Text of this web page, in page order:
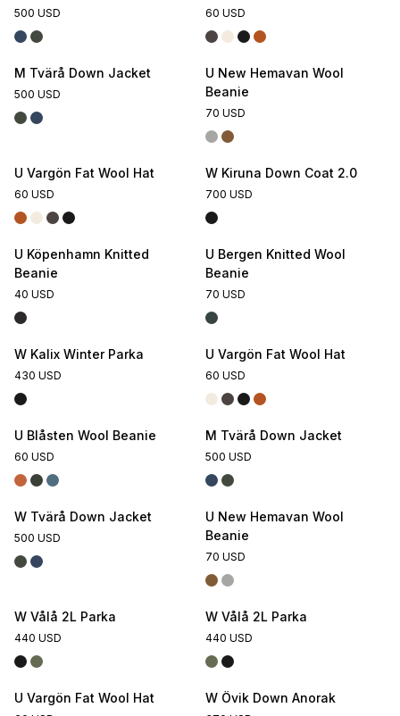
500 USD 60 USD
M Tvärå Down Jacket
500 USD
U New Hemavan Wool
Beanie
70 USD
U Vargön Fat Wool Hat
60 USD
W Kiruna Down Coat 2.0
700 USD
U Köpenhamn Knitted
Beanie
40 USD
U Bergen Knitted Wool
Beanie
70 USD
W Kalix Winter Parka
430 USD
U Vargön Fat Wool Hat
60 USD
U Blåsten Wool Beanie
60 USD
M Tvärå Down Jacket
500 USD
W Tvärå Down Jacket
500 USD
U New Hemavan Wool
Beanie
70 USD
W Vålå 2L Parka
440 USD
W Vålå 2L Parka
440 USD
U Vargön Fat Wool Hat W Övik Down Anorak